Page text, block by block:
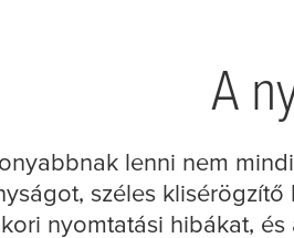
A
lenni nem
széles
nyomtatási hibákat,